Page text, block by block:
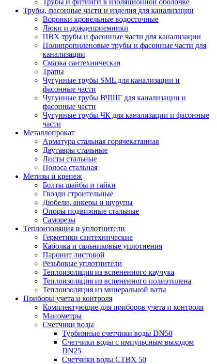
Трубы и фитинги в изоляционной оболочке
Трубы, фасонные части и изделия для канализации
Воронки кровельные водосточные
Люки и дождеприемники
ПВХ трубы и фасонные части для канализации
Полипропиленовые трубы и фасонные части для
канализации
Смазка сантехническая
Трапы
Чугунные трубы SML для канализации и
фасонные части
Чугунные трубы ВЧШГ для канализации и
фасонные части
Чугунные трубы ЧК для канализации и фасонные
части
Металлопрокат
Арматура стальная горячекатанная
Двутавры стальные
Листы стальные
Полоса стальная
Метизы и крепеж
Болты шайбы и гайки
Гвозди строительные
Дюбели, анкеры и шурупы
Опоры подвижные стальные
Саморезы
Теплоизоляция и уплотнители
Герметики сантехнические
Каболка и сальниковые уплотнения
Паронит листовой
Резьбовые уплотнители
Теплоизоляция из вспененного каучука
Теплоизоляция из вспененного полиэтилена
Теплоизоляция из минеральной ваты
Приборы учета и контроля
Комплектующие для приборов учета и контроля
Манометры
Счетчики воды
Турбинные счетчики воды DN50
Счетчики воды с импульсным выходом
DN25
Счетчики воды СТВХ 50